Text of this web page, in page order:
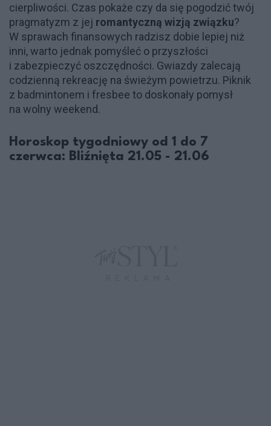
cierpliwości. Czas pokaże czy da się pogodzić twój
pragmatyzm z jej romantyczną wizją związku?
W sprawach finansowych radzisz dobie lepiej niż
inni, warto jednak pomyśleć o przyszłości
i zabezpieczyć oszczędności. Gwiazdy zalecają
codzienną rekreację na świeżym powietrzu. Piknik
z badmintonem i fresbee to doskonały pomysł
na wolny weekend.
Horoskop tygodniowy od 1 do 7
czerwca: Bliźnięta 21.05 - 21.06